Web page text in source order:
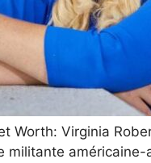
Worth: Virginia
militante